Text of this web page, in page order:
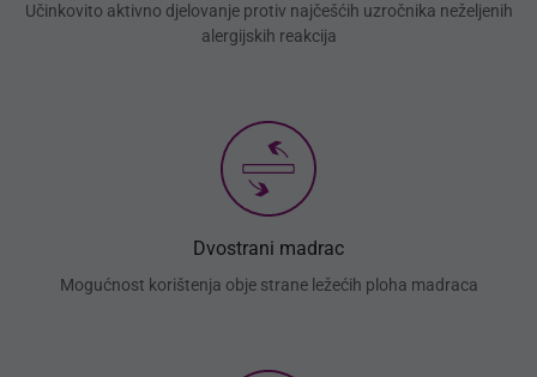
Učinkovito aktivno djelovanje protiv najčešćih uzročnika neželjenih
alergijskih reakcija
Dvostrani madrac
Mogućnost korištenja obje strane ležećih ploha madraca